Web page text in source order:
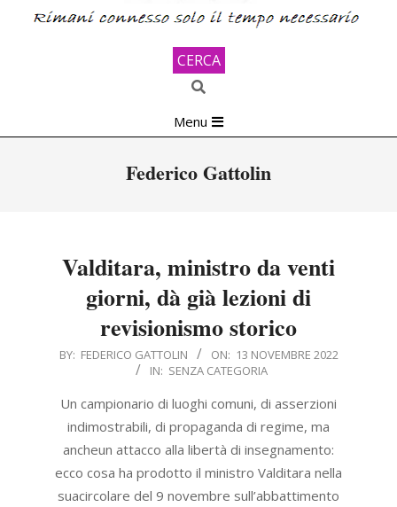
CERCA
Search
Navigation
Menu
Federico Gattolin
Valditara, ministro da venti
giorni, dà già lezioni di
revisionismo storico
2022-
13
BY: FEDERICO GATTOLIN ON: 13 NOVEMBRE 2022
IN: SENZA CATEGORIA
Un campionario di luoghi comuni, di asserzioni
indimostrabili, di propaganda di regime, ma
ancheun attacco alla libertà di insegnamento:
ecco cosa ha prodotto il ministro Valditara nella
suacircolare del 9 novembre sull’abbattimento